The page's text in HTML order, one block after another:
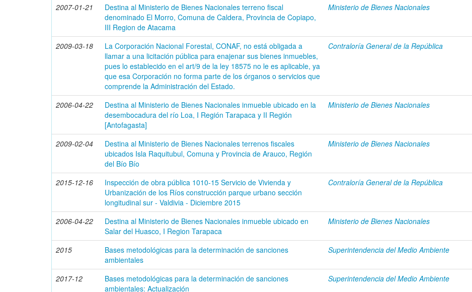
2007-01-21
Destina al Ministerio de Bienes Nacionales terreno fiscal
denominado El Morro, Comuna de Caldera, Provincia de Copiapo,
III Region de Atacama
Ministerio de Bienes Nacionales
2009-03-18
La Corporación Nacional Forestal, CONAF, no está obligada a
llamar a una licitación pública para enajenar sus bienes inmuebles,
pues lo establecido en el art/9 de la ley 18575 no le es aplicable, ya
que esa Corporación no forma parte de los órganos o servicios que
comprende la Administración del Estado.
Contraloría General de la República
2006-04-22
Destina al Ministerio de Bienes Nacionales inmueble ubicado en la
desembocadura del río Loa, I Región Tarapaca y II Región
[Antofagasta]
Ministerio de Bienes Nacionales
2009-02-04
Destina al Ministerio de Bienes Nacionales terrenos fiscales
ubicados Isla Raquitubul, Comuna y Provincia de Arauco, Región
del Bío Bío
Ministerio de Bienes Nacionales
2015-12-16
Inspección de obra pública 1010-15 Servicio de Vivienda y
Urbanización de los Ríos construcción parque urbano sección
longitudinal sur - Valdivia - Diciembre 2015
Contraloría General de la República
2006-04-22
Destina al Ministerio de Bienes Nacionales inmueble ubicado en
Salar del Huasco, I Region Tarapaca
Ministerio de Bienes Nacionales
2015
Bases metodológicas para la determinación de sanciones
ambientales
Superintendencia del Medio Ambiente
2017-12
Bases metodológicas para la determinación de sanciones
ambientales: Actualización
Superintendencia del Medio Ambiente